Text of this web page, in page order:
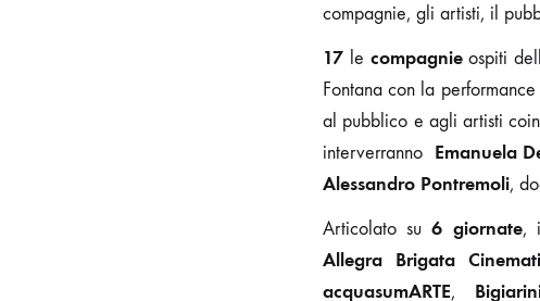
compagnie, gli artisti, il
17 le compagnieospiti
Fontana con la
al pubblico e agli artisti
interverranno Emanuela
Alessandro Pontremoli,
Articolato su 6 giornate,
Allegra Brigata
acquasumARTE,